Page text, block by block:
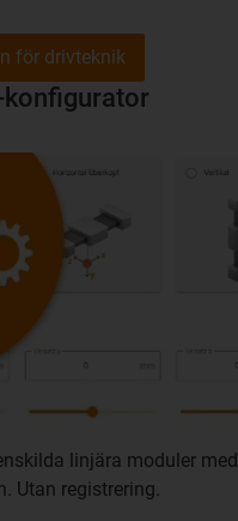
linjära moduler med
Utan registrering.
för drivteknik